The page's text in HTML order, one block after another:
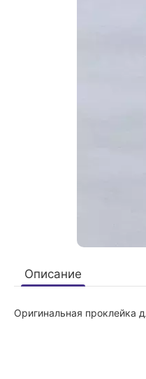
Описание
Оригинальная проклейка